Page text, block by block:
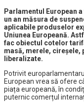
Parlamentul European
un an măsura de
aplicabile produselor
Uniunea Europeană.
fac obiectul cotelor
masă, merele, cireșele,
liberalizate.
Potrivit
European vrea să ofere
piața europeană, în
puternic comerțul